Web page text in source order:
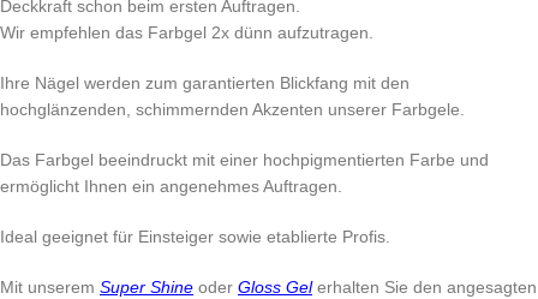
Deckkraft schon beim ersten Auftragen.
Wir empfehlen das Farbgel 2x dünn aufzutragen.
Ihre Nägel werden zum garantierten Blickfang mit den
hochglänzenden, schimmernden Akzenten unserer Farbgele.
Das Farbgel beeindruckt mit einer hochpigmentierten Farbe und
ermöglicht Ihnen ein angenehmes Auftragen.
Ideal geeignet für Einsteiger sowie etablierte Profis.
Mit unserem Super Shine oder Gloss Gelerhalten Sie den angesagten